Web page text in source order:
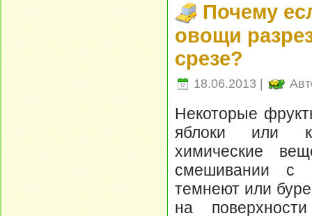
Почему
овощи
срезе?
18.06.2013 |
Некоторые
яблоки или
химические
смешивании с
темнеют или
на